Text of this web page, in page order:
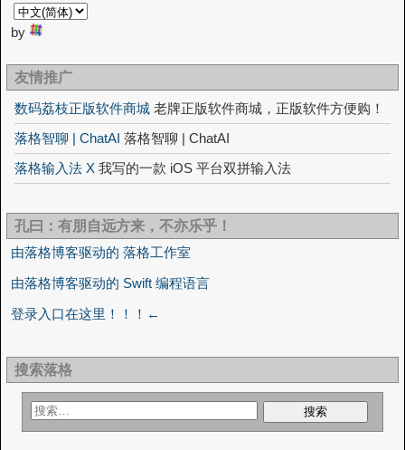
by
友情推广
数码荔枝正版软件商城 老牌正版软件商城，正版软件方便购！
落格智聊 | ChatAI 落格智聊 | ChatAI
落格输入法 X 我写的一款 iOS 平台双拼输入法
孔曰：有朋自远方来，不亦乐乎！
由落格博客驱动的 落格工作室
由落格博客驱动的 Swift 编程语言
登录入口在这里！！！←
搜索落格